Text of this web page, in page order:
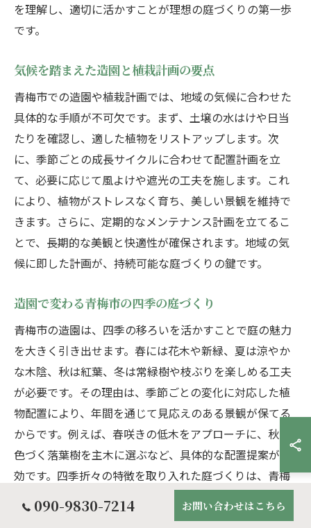
を理解し、適切に活かすことが理想の庭づくりの第一歩
です。
気候を踏まえた造園と植栽計画の要点
青梅市での造園や植栽計画では、地域の気候に合わせた
具体的な手順が不可欠です。まず、土壌の水はけや日当
たりを確認し、適した植物をリストアップします。次
に、季節ごとの成長サイクルに合わせて配置計画を立
て、必要に応じて風よけや遮光の工夫を施します。これ
により、植物がストレスなく育ち、美しい景観を維持で
きます。さらに、定期的なメンテナンス計画を立てるこ
とで、長期的な美観と快適性が確保されます。地域の気
候に即した計画が、持続可能な庭づくりの鍵です。
造園で変わる青梅市の四季の庭づくり
青梅市の造園は、四季の移ろいを活かすことで庭の魅力
を大きく引き出せます。春には花木や新緑、夏は涼やか
な木陰、秋は紅葉、冬は常緑樹や枝ぶりを楽しめる工夫
が必要です。その理由は、季節ごとの変化に対応した植
物配置により、年間を通じて見応えのある景観が保てる
からです。例えば、春咲きの低木をアプローチに、秋に
色づく落葉樹を主木に選ぶなど、具体的な配置提案が有
効です。四季折々の特徴を取り入れた庭づくりは、青梅
090-9830-7214 お問い合わせはこちら